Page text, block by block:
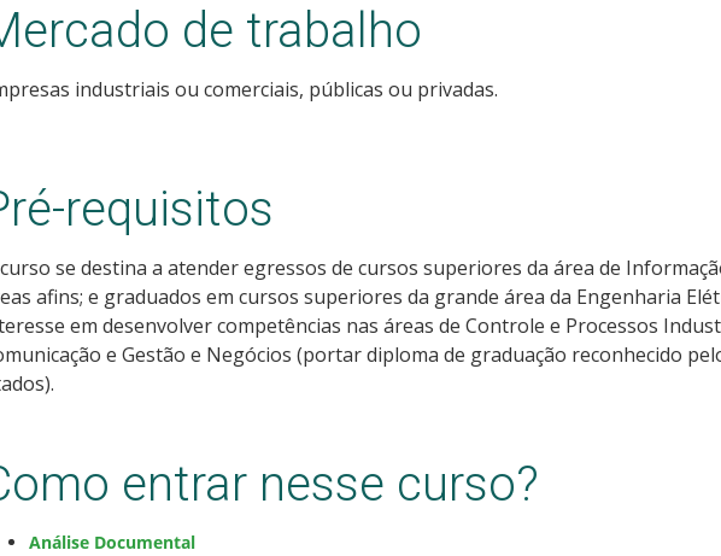
de trabalho
industriais ou comerciais, públicas ou privadas.
requisitos
se destina a atender egressos de cursos superiores da área de
afins; e graduados em cursos superiores da grande área da Engenharia
em desenvolver competências nas áreas de Controle e Processos
e Gestão e Negócios (portar diploma de graduação reconhecido
entrar nesse curso?
Análise Documental